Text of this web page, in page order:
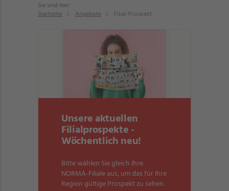
Sie sind hier:
Startseite
Angebote Filial-Prospekt
Unsere aktuellen
Filialprospekte -
Wöchentlich neu!
Bitte wählen Sie gleich Ihre
NORMA-Filiale aus, um das für Ihre
Region gültige Prospekt zu sehen.